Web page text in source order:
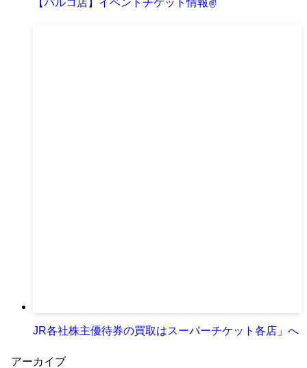
【パルコ店】イベントチケット情報✌
JR各社株主優待券の買取はスーパーチケット各店」へ
アーカイブ